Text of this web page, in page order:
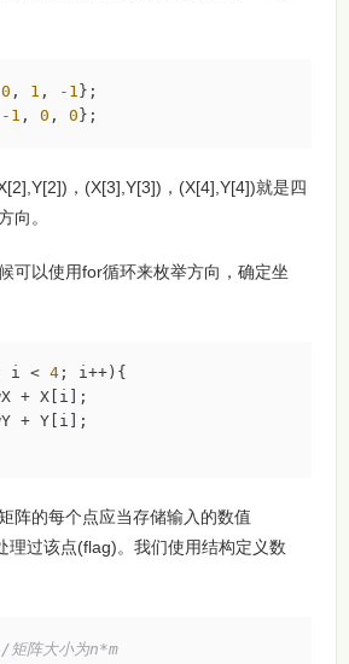
0 , 1 , -1
-1 , 0 , 0};
，(X[3],Y[3])，(X[4],Y[4])就是四
向。
可以使用for循环来枚举方向，确定坐
i < 4; i++){
+ X[i];
+ Y[i];
阵的每个点应当存储输入的数值
理过该点(flag)。我们使用结构定义数
阵大小为n*m